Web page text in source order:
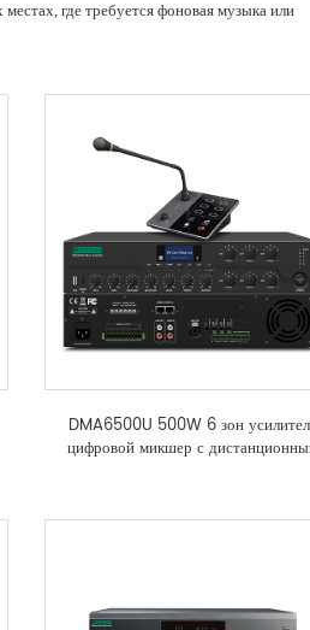
где требуется фоновая музыка или
DMA6500U 500W 6 зон
цифровой микшер с